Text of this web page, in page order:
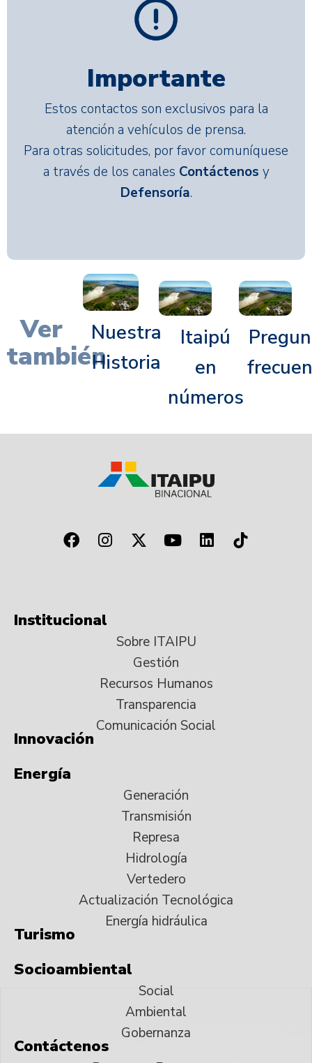
Importante
Estos contactos son exclusivos para la
atención a vehículos de prensa.
Para otras solicitudes, por favor comuníquese
a través de los canales Contáctenos y
Defensoría.
Ver
también
Nuestra
Historia
Itaipú
en
números
Institucional
Sobre ITAIPU
Gestión
Recursos Humanos
Transparencia
Comunicación Social
Innovación
Energía
Generación
Transmisión
Represa
Hidrología
Vertedero
Actualización Tecnológica
Energía hidráulica
Turismo
Socioambiental
Social
Ambiental
Gobernanza
Contáctenos